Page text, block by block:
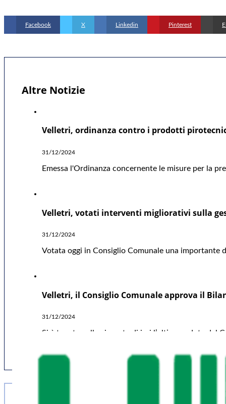
Altre Notizie
Velletri, ordinanza contro i prodotti
31/12/2024
Emessa l'Ordinanza concernente le misure per la
Velletri, votati interventi migliorativi sulla
31/12/2024
Votata oggi in Consiglio Comunale una
Velletri, il Consiglio Comunale approva il
31/12/2024
Si è tenuta nella giornata di ieri l’ultima seduta del
Facebook X Linkedin Pinterest